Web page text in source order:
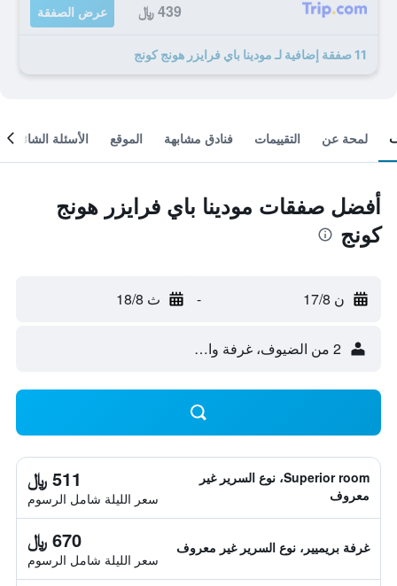
439 ﷼ عرض الصفقة
11 صفقة إضافية لـ مودينا باي فرايزر هونج كونج
لمحة عن التقييمات فنادق مشابهة الموقع الأسئلة الشائعة
أفضل صفقات مودينا باي فرايزر هونج
كونج
ن 17/8 - ث 18/8
2 من الضيوف، غرفة واحدة
Superior room، نوع السرير غير
معروف
511 ﷼
سعر الليلة شامل الرسوم
غرفة بريميير، نوع السرير غير معروف 670 ﷼
سعر الليلة شامل الرسوم